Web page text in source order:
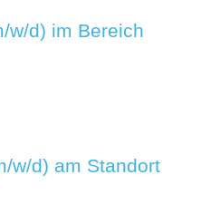
w/d) im Bereich
w/d) am Standort